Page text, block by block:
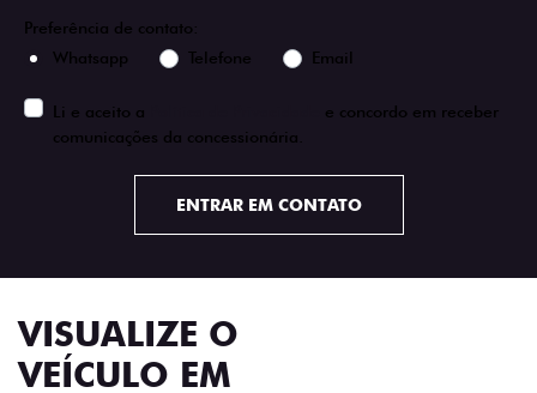
Preferência de contato:
Whatsapp
Telefone Email
Li e aceito a
e concordo em receber
comunicações da concessionária.
ENTRAR EM CONTATO
VISUALIZE O
VEÍCULO EM